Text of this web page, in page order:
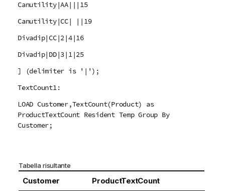
Canutility|AA|||15
Canutility|CC| ||19
Divadip|CC|2|4|16
Divadip|DD|3|1|25
] (delimiter is '|');
TextCount1:
LOAD Customer,TextCount(Product) as
ProductTextCount Resident Temp Group By
Customer;
Tabella risultante
Customer ProductTextCount